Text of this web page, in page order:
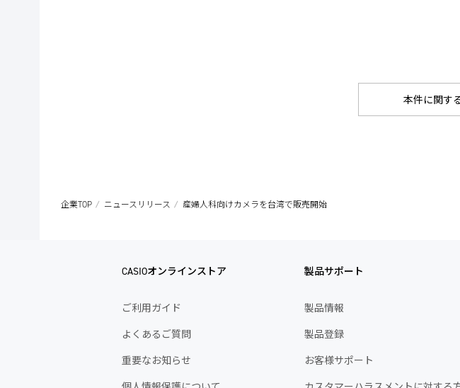
本件に関す
企業TOP ニュースリリース 産婦人科向けカメラを台湾で販売開始
CASIOオンラインストア
ご利用ガイド
よくあるご質問
重要なお知らせ
製品サポート
製品情報
製品登録
お客様サポート